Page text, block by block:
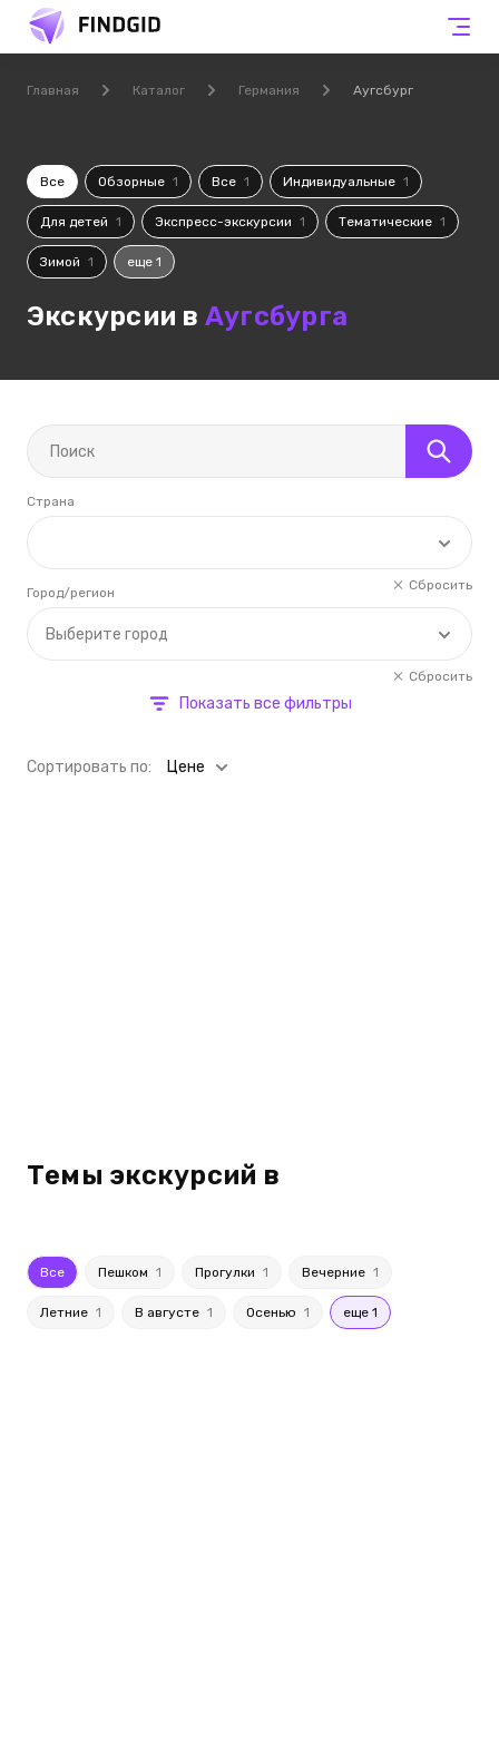
Главная Каталог Германия Аугсбург
Все Обзорные 1 Все 1 Индивидуальные 1
Для детей 1 Экспресс-экскурсии 1 Тематические 1
Зимой 1 еще 1
Экскурсии в Аугсбурга
Страна
Сбросить
Выберите город
Город/регион
Сбросить
Показать все фильтры
Cортировать по: Цене
Темы экскурсий в
Все Пешком 1 Прогулки 1 Вечерние 1
Летние 1 В августе 1 Осенью 1 еще 1